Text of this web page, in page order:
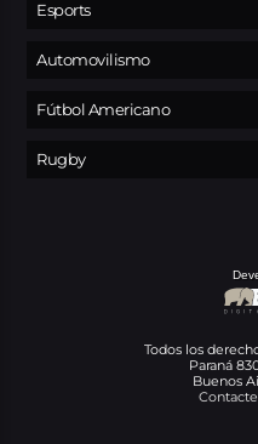
Esports
Automovilismo
Fútbol Americano
Rugby
Todos los
Paraná
Buenos